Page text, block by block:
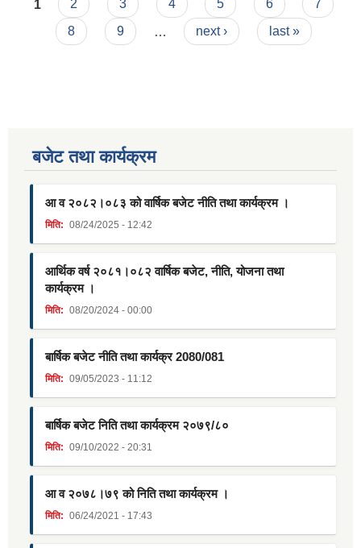
1 2 3 4 5 6
7
8
9 next › last »
बजेट तथा कार्यक्रम
आ व २०८२।०८३ को वार्षिक बजेट नीति तथा कार्यक्रम ।
मिति: 08/24/2025 - 12:42
आर्थिक वर्ष २०८१।०८२ वार्षिक बजेट, नीति, योजना तथा
कार्यक्रम ।
मिति: 08/20/2024 - 00:00
बार्षिक बजेट नीति तथा कार्यक्र 2080/081
मिति: 09/05/2023 - 11:12
बार्षिक बजेट निति तथा कार्यक्रम २०७९/८०
मिति: 09/10/2022 - 20:31
आ व २०७८।७९ को निति तथा कार्यक्रम ।
मिति: 06/24/2021 - 17:43